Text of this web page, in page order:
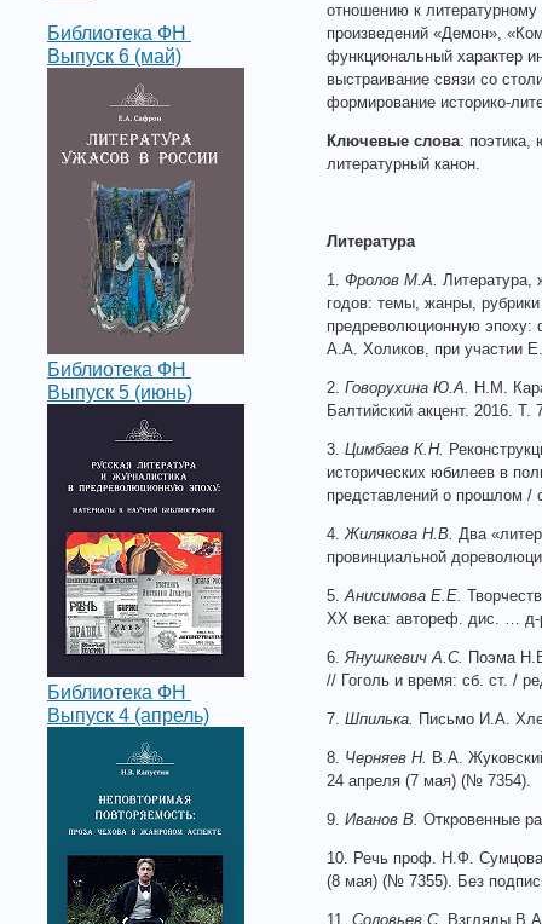
Библиотека ФН
Выпуск 6 (май)
Библиотека ФН
Выпуск 5 (июнь)
Библиотека ФН
Выпуск 4 (апрель)
отношению к
произведений «Демон»,
функциональный характер
выстраивание связи со
формирование историко-
Ключевые слова: поэтика,
литературный канон.
Литература
1. Фролов М.А. Литература,
годов: темы, жанры, рубрики
предреволюционную эпоху:
А.А. Холиков, при участии
2. Говорухина Ю.А. Н.М.
Балтийский акцент. 2016.
3. Цимбаев К.Н.
исторических юбилеев в
представлений о прошлом
4.Жилякова Н.В. Два
провинциальной
5.Анисимова Е.Е.
XX века: автореф. дис. … д-
6.Янушкевич А.С. Поэма
// Гоголь и время: сб. ст. /
7. Шпилька. Письмо И.А.
8. Черняев Н. В.А.
24 апреля (7 мая) (№ 7354).
9. Иванов В. Откровенные
10. Речь проф. Н.Ф.
(8 мая) (№ 7355). Без
11. Соловьев С. Взгляды